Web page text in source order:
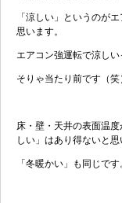
「涼しい」というのが
思います。
エアコン強運転で涼しい
そりゃ当たり前です（笑
床・壁・天井の表面温
しい」はあり得ないと思
「冬暖かい」も同じです